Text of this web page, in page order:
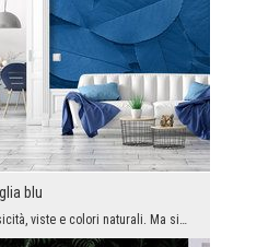
blu
La natura è pura classicità, viste e colori naturali. Ma si scopre che si può trarre ispirazione ...